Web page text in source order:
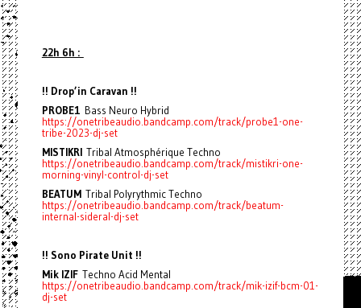
22h 6h :
!! Drop’in Caravan !!
PROBE1 Bass Neuro Hybrid
https://onetribeaudio.bandcamp.com/track/probe1-one-
tribe-2023-dj-set
MISTIKRITribal Atmosphérique Techno
https://onetribeaudio.bandcamp.com/track/mistikri-one-
morning-vinyl-control-dj-set
BEATUMTribal Polyrythmic Techno
https://onetribeaudio.bandcamp.com/track/beatum-
internal-sideral-dj-set
!! Sono Pirate Unit !!
Mik IZIFTechno Acid Mental
https://onetribeaudio.bandcamp.com/track/mik-izif-bcm-01-
dj-set